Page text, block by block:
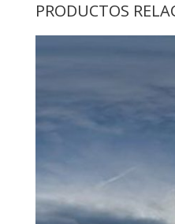
PRODUCTOS